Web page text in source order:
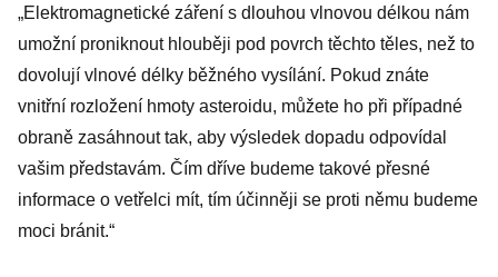
„Elektromagnetické záření s dlouhou vlnovou délkou nám
umožní proniknout hlouběji pod povrch těchto těles, než to
dovolují vlnové délky běžného vysílání. Pokud znáte
vnitřní rozložení hmoty asteroidu, můžete ho při případné
obraně zasáhnout tak, aby výsledek dopadu odpovídal
vašim představám. Čím dříve budeme takové přesné
informace o vetřelci mít, tím účinněji se proti němu budeme
moci bránit.“